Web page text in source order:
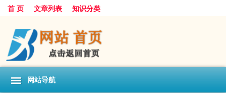
首 页 文章列表 知识分类
网站导航